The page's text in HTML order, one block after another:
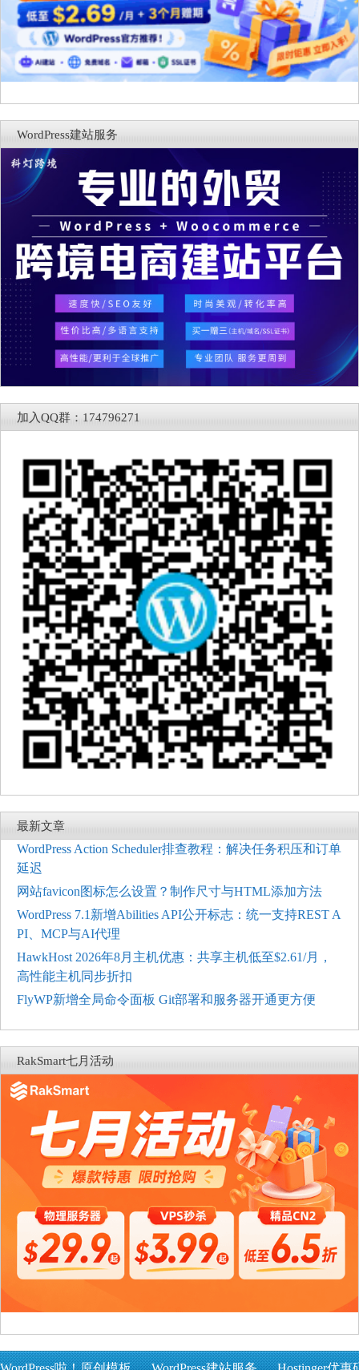
WordPress建站服务
加入QQ群：174796271
最新文章
WordPress Action Scheduler排查教程：解决任务积压和订单
延迟
网站favicon图标怎么设置？制作尺寸与HTML添加方法
WordPress 7.1新增Abilities API公开标志：统一支持REST A
PI、MCP与AI代理
HawkHost 2026年8月主机优惠：共享主机低至$2.61/月，
高性能主机同步折扣
FlyWP新增全局命令面板 Git部署和服务器开通更方便
RakSmart七月活动